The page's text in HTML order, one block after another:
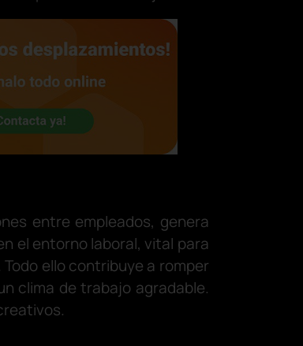
entre empleados, genera
el entorno laboral, vital para
ello contribuye a romper
clima de trabajo agradable.